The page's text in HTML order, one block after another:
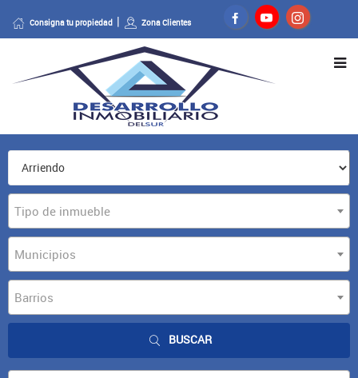
Consigna tu propiedad Zona Clientes
Tipo de inmueble
Municipios
Barrios
BUSCAR